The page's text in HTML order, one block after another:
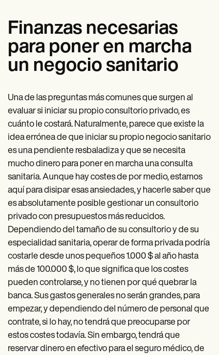
Finanzas necesarias
para poner en marcha
un negocio sanitario
Una de las preguntas más comunes que surgen al
evaluar si iniciar su propio consultorio privado, es
cuánto le costará. Naturalmente, parece que existe la
idea errónea de que iniciar su propio negocio sanitario
es una pendiente resbaladiza y que se necesita
mucho dinero para poner en marcha una consulta
sanitaria. Aunque hay costes de por medio, estamos
aquí para disipar esas ansiedades, y hacerle saber que
es absolutamente posible gestionar un consultorio
privado con presupuestos más reducidos.
Dependiendo del tamaño de su consultorio y de su
especialidad sanitaria, operar de forma privada podría
costarle desde unos pequeños 1.000 $ al año hasta
más de 100.000 $, lo que significa que los costes
pueden controlarse, y no tienen por qué quebrar la
banca. Sus gastos generales no serán grandes, para
empezar, y dependiendo del número de personal que
contrate, si lo hay, no tendrá que preocuparse por
estos costes todavía. Sin embargo, tendrá que
reservar dinero en efectivo para el seguro médico, de